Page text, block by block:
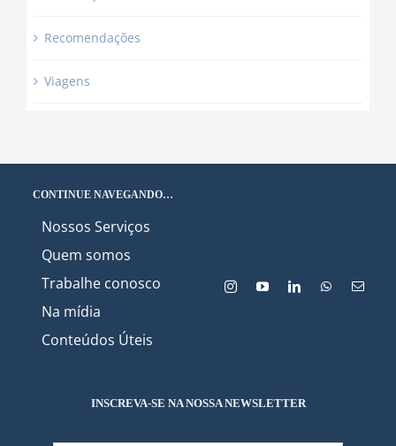
Recomendações
Viagens
CONTINUE NAVEGANDO…
Nossos Serviços
Quem somos
Trabalhe conosco
Na mídia
Conteúdos Úteis
INSCREVA-SE NA NOSSA NEWSLETTER